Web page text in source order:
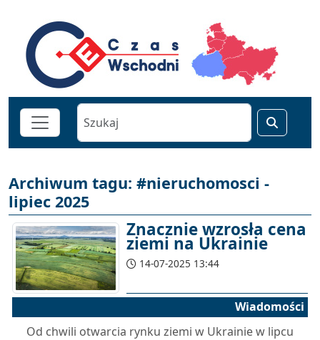
Archiwum tagu: #nieruchomosci -
lipiec 2025
Znacznie wzrosła cena
ziemi na Ukrainie
14-07-2025 13:44
Wiadomości
Od chwili otwarcia rynku ziemi w Ukrainie w lipcu